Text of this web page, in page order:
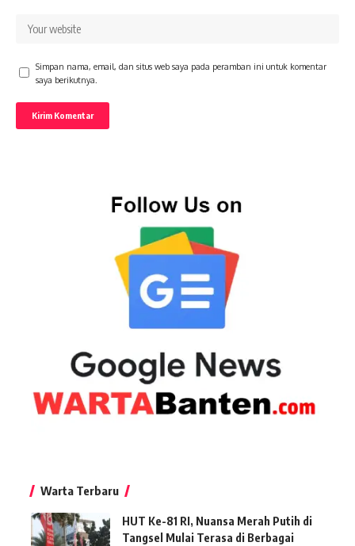
Simpan nama, email, dan situs web saya pada peramban ini untuk komentar
saya berikutnya.
Warta Terbaru
HUT Ke-81 RI, Nuansa Merah Putih di
Tangsel Mulai Terasa di Berbagai